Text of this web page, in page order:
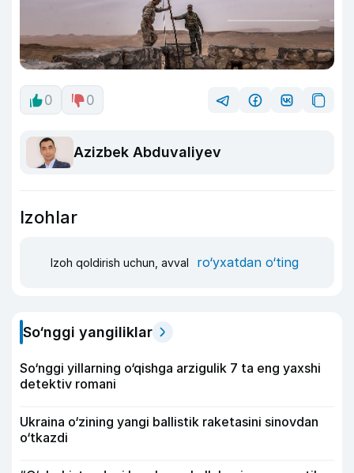
0 0
Azizbek Abduvaliyev
Izohlar
Izoh qoldirish uchun, avval ro‘yxatdan o‘ting
So‘nggi yangiliklar
So‘nggi yillarning o‘qishga arzigulik 7 ta eng yaxshi
detektiv romani
Ukraina o‘zining yangi ballistik raketasini sinovdan
o‘tkazdi